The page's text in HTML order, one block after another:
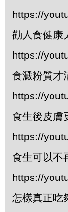
https://
勸人食健康
https://
食澱粉質才
https://
食生後皮膚
https://
食生可以不
https://
怎樣真正吃